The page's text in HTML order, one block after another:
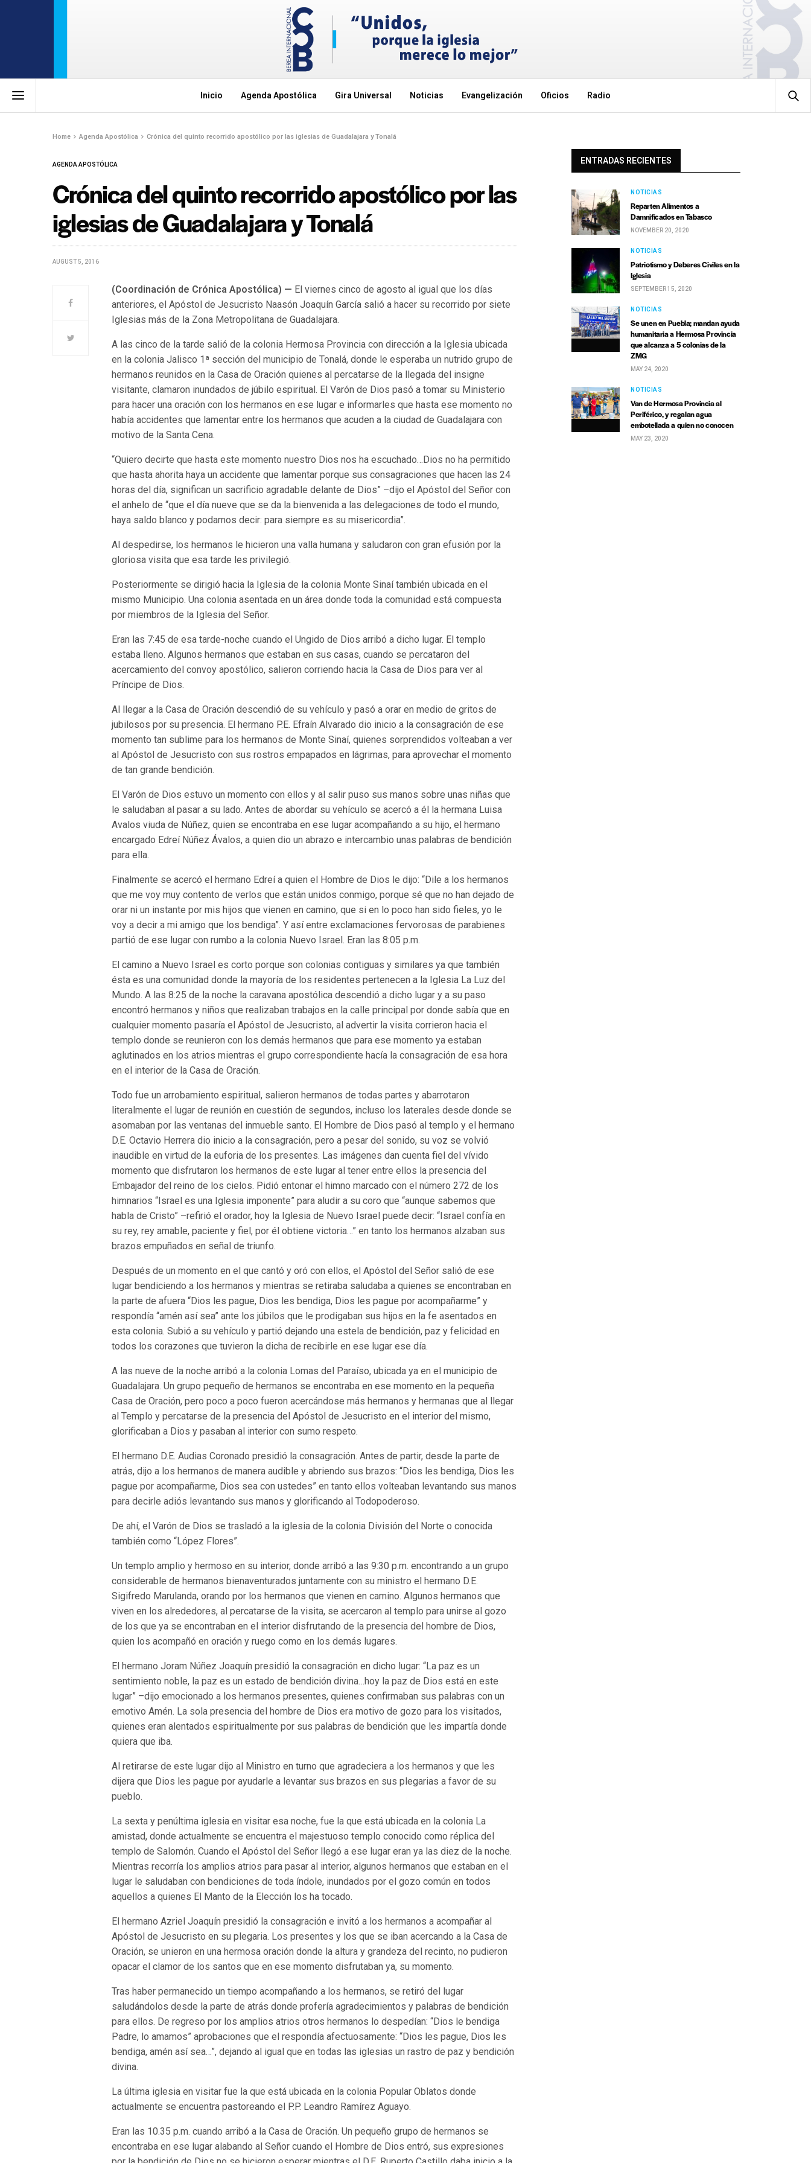
Inicio Agenda Apostólica Gira Universal Noticias Evangelización Oficios Radio
Home Agenda Apostólica Crónica del quinto recorrido apostólico por las iglesias de Guadalajara y Tonalá
AGENDA APOSTÓLICA
Crónica del quinto recorrido apostólico por las
iglesias de Guadalajara y Tonalá
AUGUST 5, 2016
(Coordinación de Crónica Apostólica) — El viernes cinco de agosto al igual que los días
anteriores, el Apóstol de Jesucristo Naasón Joaquín García salió a hacer su recorrido por siete
Iglesias más de la Zona Metropolitana de Guadalajara.
A las cinco de la tarde salió de la colonia Hermosa Provincia con dirección a la Iglesia ubicada
en la colonia Jalisco 1ª sección del municipio de Tonalá, donde le esperaba un nutrido grupo de
hermanos reunidos en la Casa de Oración quienes al percatarse de la llegada del insigne
visitante, clamaron inundados de júbilo espiritual. El Varón de Dios pasó a tomar su Ministerio
para hacer una oración con los hermanos en ese lugar e informarles que hasta ese momento no
había accidentes que lamentar entre los hermanos que acuden a la ciudad de Guadalajara con
motivo de la Santa Cena.
“Quiero decirte que hasta este momento nuestro Dios nos ha escuchado…Dios no ha permitido
que hasta ahorita haya un accidente que lamentar porque sus consagraciones que hacen las 24
horas del día, significan un sacrificio agradable delante de Dios” –dijo el Apóstol del Señor con
el anhelo de “que el día nueve que se da la bienvenida a las delegaciones de todo el mundo,
haya saldo blanco y podamos decir: para siempre es su misericordia”.
Al despedirse, los hermanos le hicieron una valla humana y saludaron con gran efusión por la
gloriosa visita que esa tarde les privilegió.
Posteriormente se dirigió hacia la Iglesia de la colonia Monte Sinaí también ubicada en el
mismo Municipio. Una colonia asentada en un área donde toda la comunidad está compuesta
por miembros de la Iglesia del Señor.
Eran las 7:45 de esa tarde-noche cuando el Ungido de Dios arribó a dicho lugar. El templo
estaba lleno. Algunos hermanos que estaban en sus casas, cuando se percataron del
acercamiento del convoy apostólico, salieron corriendo hacia la Casa de Dios para ver al
Príncipe de Dios.
Al llegar a la Casa de Oración descendió de su vehículo y pasó a orar en medio de gritos de
jubilosos por su presencia. El hermano P.E. Efraín Alvarado dio inicio a la consagración de ese
momento tan sublime para los hermanos de Monte Sinaí, quienes sorprendidos volteaban a ver
al Apóstol de Jesucristo con sus rostros empapados en lágrimas, para aprovechar el momento
de tan grande bendición.
El Varón de Dios estuvo un momento con ellos y al salir puso sus manos sobre unas niñas que
le saludaban al pasar a su lado. Antes de abordar su vehículo se acercó a él la hermana Luisa
Avalos viuda de Núñez, quien se encontraba en ese lugar acompañando a su hijo, el hermano
encargado Edreí Núñez Ávalos, a quien dio un abrazo e intercambio unas palabras de bendición
para ella.
Finalmente se acercó el hermano Edreí a quien el Hombre de Dios le dijo: “Dile a los hermanos
que me voy muy contento de verlos que están unidos conmigo, porque sé que no han dejado de
orar ni un instante por mis hijos que vienen en camino, que si en lo poco han sido fieles, yo le
voy a decir a mi amigo que los bendiga”. Y así entre exclamaciones fervorosas de parabienes
partió de ese lugar con rumbo a la colonia Nuevo Israel. Eran las 8:05 p.m.
El camino a Nuevo Israel es corto porque son colonias contiguas y similares ya que también
ésta es una comunidad donde la mayoría de los residentes pertenecen a la Iglesia La Luz del
Mundo. A las 8:25 de la noche la caravana apostólica descendió a dicho lugar y a su paso
encontró hermanos y niños que realizaban trabajos en la calle principal por donde sabía que en
cualquier momento pasaría el Apóstol de Jesucristo, al advertir la visita corrieron hacia el
templo donde se reunieron con los demás hermanos que para ese momento ya estaban
aglutinados en los atrios mientras el grupo correspondiente hacía la consagración de esa hora
en el interior de la Casa de Oración.
Todo fue un arrobamiento espiritual, salieron hermanos de todas partes y abarrotaron
literalmente el lugar de reunión en cuestión de segundos, incluso los laterales desde donde se
asomaban por las ventanas del inmueble santo. El Hombre de Dios pasó al templo y el hermano
D.E. Octavio Herrera dio inicio a la consagración, pero a pesar del sonido, su voz se volvió
inaudible en virtud de la euforia de los presentes. Las imágenes dan cuenta fiel del vívido
momento que disfrutaron los hermanos de este lugar al tener entre ellos la presencia del
Embajador del reino de los cielos. Pidió entonar el himno marcado con el número 272 de los
himnarios “Israel es una Iglesia imponente” para aludir a su coro que “aunque sabemos que
habla de Cristo” –refirió el orador, hoy la Iglesia de Nuevo Israel puede decir: “Israel confía en
su rey, rey amable, paciente y fiel, por él obtiene victoria…” en tanto los hermanos alzaban sus
brazos empuñados en señal de triunfo.
Después de un momento en el que cantó y oró con ellos, el Apóstol del Señor salió de ese
lugar bendiciendo a los hermanos y mientras se retiraba saludaba a quienes se encontraban en
la parte de afuera “Dios les pague, Dios les bendiga, Dios les pague por acompañarme” y
respondía “amén así sea” ante los júbilos que le prodigaban sus hijos en la fe asentados en
esta colonia. Subió a su vehículo y partió dejando una estela de bendición, paz y felicidad en
todos los corazones que tuvieron la dicha de recibirle en ese lugar ese día.
A las nueve de la noche arribó a la colonia Lomas del Paraíso, ubicada ya en el municipio de
Guadalajara. Un grupo pequeño de hermanos se encontraba en ese momento en la pequeña
Casa de Oración, pero poco a poco fueron acercándose más hermanos y hermanas que al llegar
al Templo y percatarse de la presencia del Apóstol de Jesucristo en el interior del mismo,
glorificaban a Dios y pasaban al interior con sumo respeto.
El hermano D.E. Audias Coronado presidió la consagración. Antes de partir, desde la parte de
atrás, dijo a los hermanos de manera audible y abriendo sus brazos: “Dios les bendiga, Dios les
pague por acompañarme, Dios sea con ustedes” en tanto ellos volteaban levantando sus manos
para decirle adiós levantando sus manos y glorificando al Todopoderoso.
De ahí, el Varón de Dios se trasladó a la iglesia de la colonia División del Norte o conocida
también como “López Flores”.
Un templo amplio y hermoso en su interior, donde arribó a las 9:30 p.m. encontrando a un grupo
considerable de hermanos bienaventurados juntamente con su ministro el hermano D.E.
Sigifredo Marulanda, orando por los hermanos que vienen en camino. Algunos hermanos que
viven en los alrededores, al percatarse de la visita, se acercaron al templo para unirse al gozo
de los que ya se encontraban en el interior disfrutando de la presencia del hombre de Dios,
quien los acompañó en oración y ruego como en los demás lugares.
El hermano Joram Núñez Joaquín presidió la consagración en dicho lugar: “La paz es un
sentimiento noble, la paz es un estado de bendición divina…hoy la paz de Dios está en este
lugar” –dijo emocionado a los hermanos presentes, quienes confirmaban sus palabras con un
emotivo Amén. La sola presencia del hombre de Dios era motivo de gozo para los visitados,
quienes eran alentados espiritualmente por sus palabras de bendición que les impartía donde
quiera que iba.
Al retirarse de este lugar dijo al Ministro en turno que agradeciera a los hermanos y que les
dijera que Dios les pague por ayudarle a levantar sus brazos en sus plegarias a favor de su
pueblo.
La sexta y penúltima iglesia en visitar esa noche, fue la que está ubicada en la colonia La
amistad, donde actualmente se encuentra el majestuoso templo conocido como réplica del
templo de Salomón. Cuando el Apóstol del Señor llegó a ese lugar eran ya las diez de la noche.
Mientras recorría los amplios atrios para pasar al interior, algunos hermanos que estaban en el
lugar le saludaban con bendiciones de toda índole, inundados por el gozo común en todos
aquellos a quienes El Manto de la Elección los ha tocado.
El hermano Azriel Joaquín presidió la consagración e invitó a los hermanos a acompañar al
Apóstol de Jesucristo en su plegaria. Los presentes y los que se iban acercando a la Casa de
Oración, se unieron en una hermosa oración donde la altura y grandeza del recinto, no pudieron
opacar el clamor de los santos que en ese momento disfrutaban ya, su momento.
Tras haber permanecido un tiempo acompañando a los hermanos, se retiró del lugar
saludándolos desde la parte de atrás donde profería agradecimientos y palabras de bendición
para ellos. De regreso por los amplios atrios otros hermanos lo despedían: “Dios le bendiga
Padre, lo amamos” aprobaciones que el respondía afectuosamente: “Dios les pague, Dios les
bendiga, amén así sea…”, dejando al igual que en todas las iglesias un rastro de paz y bendición
divina.
La última iglesia en visitar fue la que está ubicada en la colonia Popular Oblatos donde
actualmente se encuentra pastoreando el P.P. Leandro Ramírez Aguayo.
Eran las 10.35 p.m. cuando arribó a la Casa de Oración. Un pequeño grupo de hermanos se
encontraba en ese lugar alabando al Señor cuando el Hombre de Dios entró, sus expresiones
ENTRADAS RECIENTES
NOTICIAS
Reparten Alimentos a
Damnificados en Tabasco
NOVEMBER 20, 2020
NOTICIAS
Patriotismo y Deberes Civiles en la
Iglesia
SEPTEMBER 15, 2020
NOTICIAS
Se unen en Puebla; mandan ayuda
humanitaria a Hermosa Provincia
que alcanza a 5 colonias de la
ZMG
MAY 24, 2020
NOTICIAS
Van de Hermosa Provincia al
Periférico, y regalan agua
embotellada a quien no conocen
MAY 23, 2020